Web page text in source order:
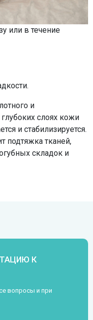
или в течение
и
слоях кожи
и стабилизируется.
подтяжка тканей,
складок и
К
вопросы и при